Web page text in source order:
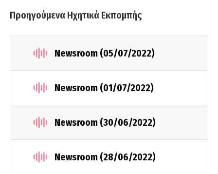
Προηγούμενα Ηχητικά Εκπομπής
Newsroom (05/07/2022)
Newsroom (01/07/2022)
Newsroom (30/06/2022)
Newsroom (28/06/2022)